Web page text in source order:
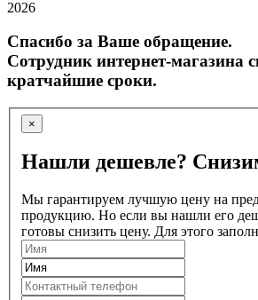
2026
Спасибо за Ваше обращение.
Сотрудник интернет-магазина
кратчайшие сроки.
×
Нашли дешевле?
Мы гарантируем лучшую цену на
продукцию. Но если вы нашли его
готовы снизить цену. Для этого